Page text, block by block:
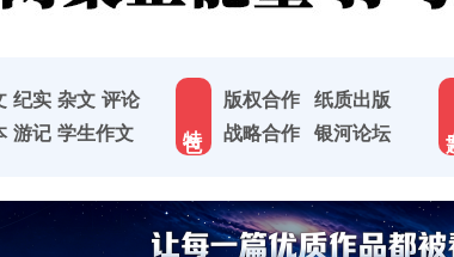
纪实 杂文 评论
游记 学生作文
版权合作
纸质出版
战略合作
银河论坛